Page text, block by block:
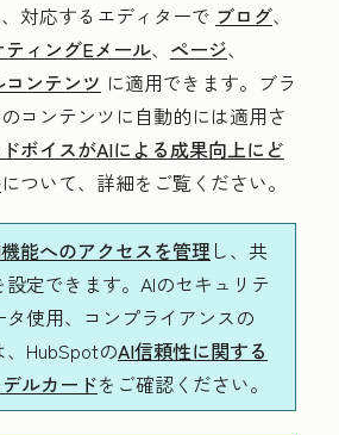
対応するエディターで ブログ、
ティングEメール、 ページ、
ンテンツ に適用できます。ブラ
コンテンツに自動的には適用さ
ボイスがAIによる成果向上にど
について、詳細をご覧ください。
能へのアクセスを管理 し、共
定できます。AIのセキュリテ
タ使用、コンプライアンスの
HubSpotのAI信頼性に関する
ルカードをご確認ください。